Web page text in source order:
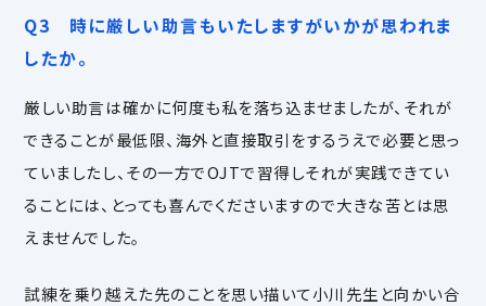
Q3 時に厳しい助言もいたしますがいかが思われま
したか。
厳しい助言は確かに何度も私を落ち込ませましたが、 それが
できることが最低限、海外と直接取引をするうえで必要と思っ
ていましたし、 その一方でOJTで習得しそれが実践できてい
ることには、とっても喜んでくださいますので大きな苦とは思
えませんでした。
試練を乗り越えた先のことを思い描いて小川先生と向かい合